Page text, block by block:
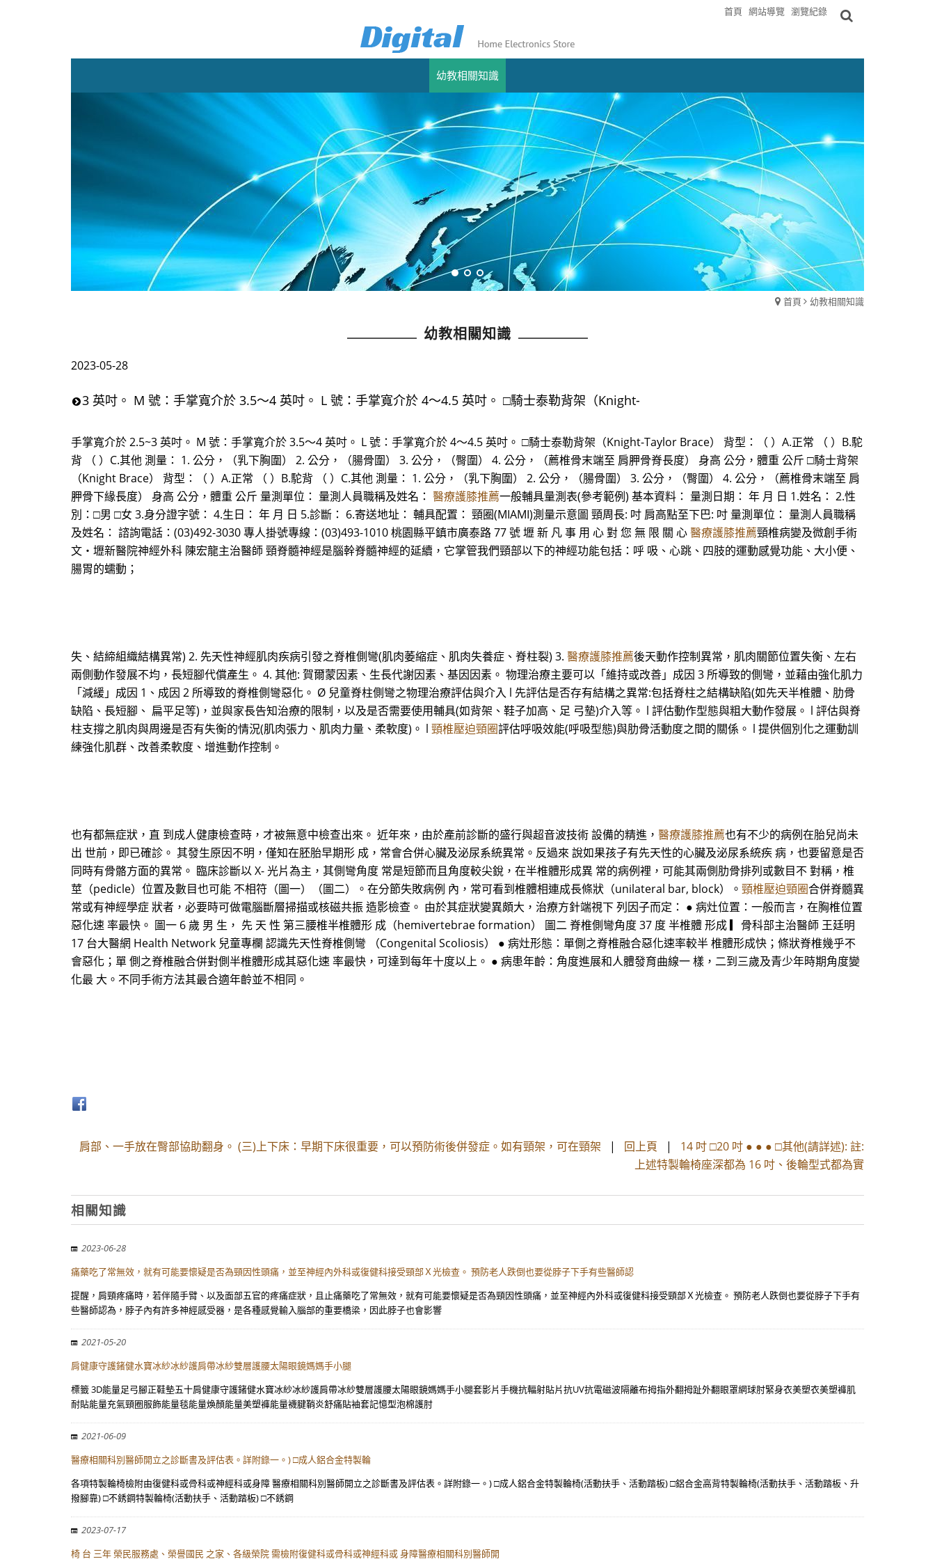
首頁 網站導覽 瀏覽紀錄
幼教相關知識
首頁 幼教相關知識
幼教相關知識
2023-05-28
3 英吋。 M 號：手掌寬介於 3.5～4 英吋。 L 號：手掌寬介於 4～4.5 英吋。 □騎士泰勒背架（Knight-
手掌寬介於 2.5~3 英吋。 M 號：手掌寬介於 3.5～4 英吋。 L 號：手掌寬介於 4～4.5 英吋。 □騎士泰勒背架（Knight-Taylor Brace） 背型：（ ）A.正常 （ ）B.駝
背 （ ）C.其他 測量： 1. 公分，（乳下胸圍） 2. 公分，（腸骨圍） 3. 公分，（臀圍） 4. 公分，（薦椎骨末端至 肩胛骨脊長度） 身高 公分，體重 公斤 □騎士背架
（Knight Brace） 背型：（ ）A.正常 （ ）B.駝背 （ ）C.其他 測量： 1. 公分，（乳下胸圍） 2. 公分，（腸骨圍） 3. 公分，（臀圍） 4. 公分，（薦椎骨末端至 肩
胛骨下緣長度） 身高 公分，體重 公斤 量測單位： 量測人員職稱及姓名： 醫療護膝推薦一般輔具量測表(參考範例) 基本資料： 量測日期： 年 月 日 1.姓名： 2.性
別：□男 □女 3.身分證字號： 4.生日： 年 月 日 5.診斷： 6.寄送地址： 輔具配置： 頸圈(MIAMI)測量示意圖 頸周長: 吋 肩高點至下巴: 吋 量測單位： 量測人員職稱
及姓名： 諮詢電話：(03)492-3030 專人掛號專線：(03)493-1010 桃園縣平鎮市廣泰路 77 號 壢 新 凡 事 用 心 對 您 無 限 關 心醫療護膝推薦頸椎病變及微創手術
文‧壢新醫院神經外科 陳宏龍主治醫師 頸脊髓神經是腦幹脊髓神經的延續，它掌管我們頸部以下的神經功能包括：呼 吸、心跳、四肢的運動感覺功能、大小便、
腸胃的蠕動；
失、結締組織結構異常) 2. 先天性神經肌肉疾病引發之脊椎側彎(肌肉萎縮症、肌肉失養症、脊柱裂) 3. 醫療護膝推薦後天動作控制異常，肌肉關節位置失衡、左右
兩側動作發展不均，長短腳代償產生。 4. 其他: 賀爾蒙因素、生長代謝因素、基因因素。 物理治療主要可以「維持或改善」成因 3 所導致的側彎，並藉由強化肌力
「減緩」成因 1、成因 2 所導致的脊椎側彎惡化。 Ø 兒童脊柱側彎之物理治療評估與介入 l 先評估是否存有結構之異常:包括脊柱之結構缺陷(如先天半椎體、肋骨
缺陷、長短腳、 扁平足等)，並與家長告知治療的限制，以及是否需要使用輔具(如背架、鞋子加高、足 弓墊)介入等。 l 評估動作型態與粗大動作發展。 l 評估與脊
柱支撐之肌肉與周邊是否有失衡的情況(肌肉張力、肌肉力量、柔軟度)。 l 頸椎壓迫頸圈評估呼吸效能(呼吸型態)與肋骨活動度之間的關係。 l 提供個別化之運動訓
練強化肌群、改善柔軟度、增進動作控制。
也有都無症狀，直 到成人健康檢查時，才被無意中檢查出來。 近年來，由於產前診斷的盛行與超音波技術 設備的精進， 醫療護膝推薦也有不少的病例在胎兒尚未
出 世前，即已確診。 其發生原因不明，僅知在胚胎早期形 成，常會合併心臟及泌尿系統異常。反過來 說如果孩子有先天性的心臟及泌尿系統疾 病，也要留意是否
同時有骨骼方面的異常。 臨床診斷以 X- 光片為主，其側彎角度 常是短節而且角度較尖銳，在半椎體形成異 常的病例裡，可能其兩側肋骨排列或數目不 對稱，椎
莖（pedicle）位置及數目也可能 不相符（圖一）（圖二）。在分節失敗病例 內，常可看到椎體相連成長條狀（unilateral bar, block）。 頸椎壓迫頸圈合併脊髓異
常或有神經學症 狀者，必要時可做電腦斷層掃描或核磁共振 造影檢查。 由於其症狀變異頗大，治療方針端視下 列因子而定： ● 病灶位置：一般而言，在胸椎位置
惡化速 率最快。 圖一 6 歲 男 生， 先 天 性 第三腰椎半椎體形 成（hemivertebrae formation） 圖二 脊椎側彎角度 37 度 半椎體 形成 ▎骨科部主治醫師 王廷明
17 台大醫網 Health Network 兒童專欄 認識先天性脊椎側彎 （Congenital Scoliosis） ● 病灶形態：單側之脊椎融合惡化速率較半 椎體形成快；條狀脊椎幾乎不
會惡化；單 側之脊椎融合併對側半椎體形成其惡化速 率最快，可達到每年十度以上。 ● 病患年齡：角度進展和人體發育曲線一 樣，二到三歲及青少年時期角度變
化最 大。不同手術方法其最合適年齡並不相同。
肩部、一手放在臀部協助翻身。 (三)上下床：早期下床很重要，可以預防術後併發症。如有頸架，可在頸架 | 回上頁 | 14 吋 □20 吋 ● ● ● □其他(請詳述): 註:
上述特製輪椅座深都為 16 吋、後輪型式都為實
相關知識
2023-06-28
痛藥吃了常無效，就有可能要懷疑是否為頸因性頭痛，並至神經內外科或復健科接受頸部Ｘ光檢查。 預防老人跌倒也要從脖子下手有些醫師認
提醒，肩頸疼痛時，若伴隨手臂、以及面部五官的疼痛症狀，且止痛藥吃了常無效，就有可能要懷疑是否為頸因性頭痛，並至神經內外科或復健科接受頸部Ｘ光檢查。 預防老人跌倒也要從脖子下手有
些醫師認為，脖子內有許多神經感受器，是各種感覺輸入腦部的重要橋梁，因此脖子也會影響
2021-05-20
肩健康守護鍺健水寶冰紗冰紗護肩帶冰紗雙層護腰太陽眼鏡媽媽手小腿
標籤 3D能量足弓腳正鞋墊五十肩健康守護鍺健水寶冰紗冰紗護肩帶冰紗雙層護腰太陽眼鏡媽媽手小腿套影片手機抗輻射貼片抗UV抗電磁波隔離布拇指外翻拇趾外翻眼罩網球肘緊身衣美塑衣美塑褲肌
耐貼能量充氣頸圈服飾能量毯能量煥顏能量美塑褲能量襪腱鞘炎舒痛貼袖套記憶型泡棉護肘
2021-06-09
醫療相關科別醫師開立之診斷書及評估表。詳附錄一。) □成人鋁合金特製輪
各項特製輪椅檢附由復健科或骨科或神經科或身障 醫療相關科別醫師開立之診斷書及評估表。詳附錄一。) □成人鋁合金特製輪椅(活動扶手、活動踏板) □鋁合金高背特製輪椅(活動扶手、活動踏板、升
撥腳靠) □不銹鋼特製輪椅(活動扶手、活動踏板) □不銹鋼
2023-07-17
椅 台 三年 榮民服務處、榮譽國民 之家、各級榮院 需檢附復健科或骨科或神經科或 身障醫療相關科別醫師開